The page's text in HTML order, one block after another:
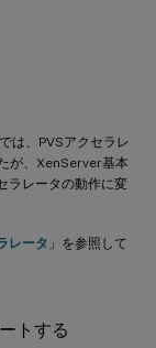
は、PVSアクセラレ
が、XenServer基本
ラレータの動作に変
レータ 」を参照して
トする